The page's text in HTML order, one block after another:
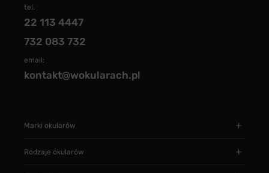
tel.
22 113 4447
732 083 732
email:
kontakt@wokularach.pl
Marki okularów
Rodzaje okularów